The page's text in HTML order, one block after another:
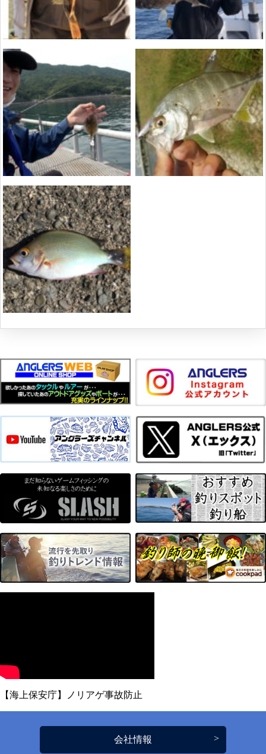
【海上保安庁】ノリアゲ事故防止
会社情報